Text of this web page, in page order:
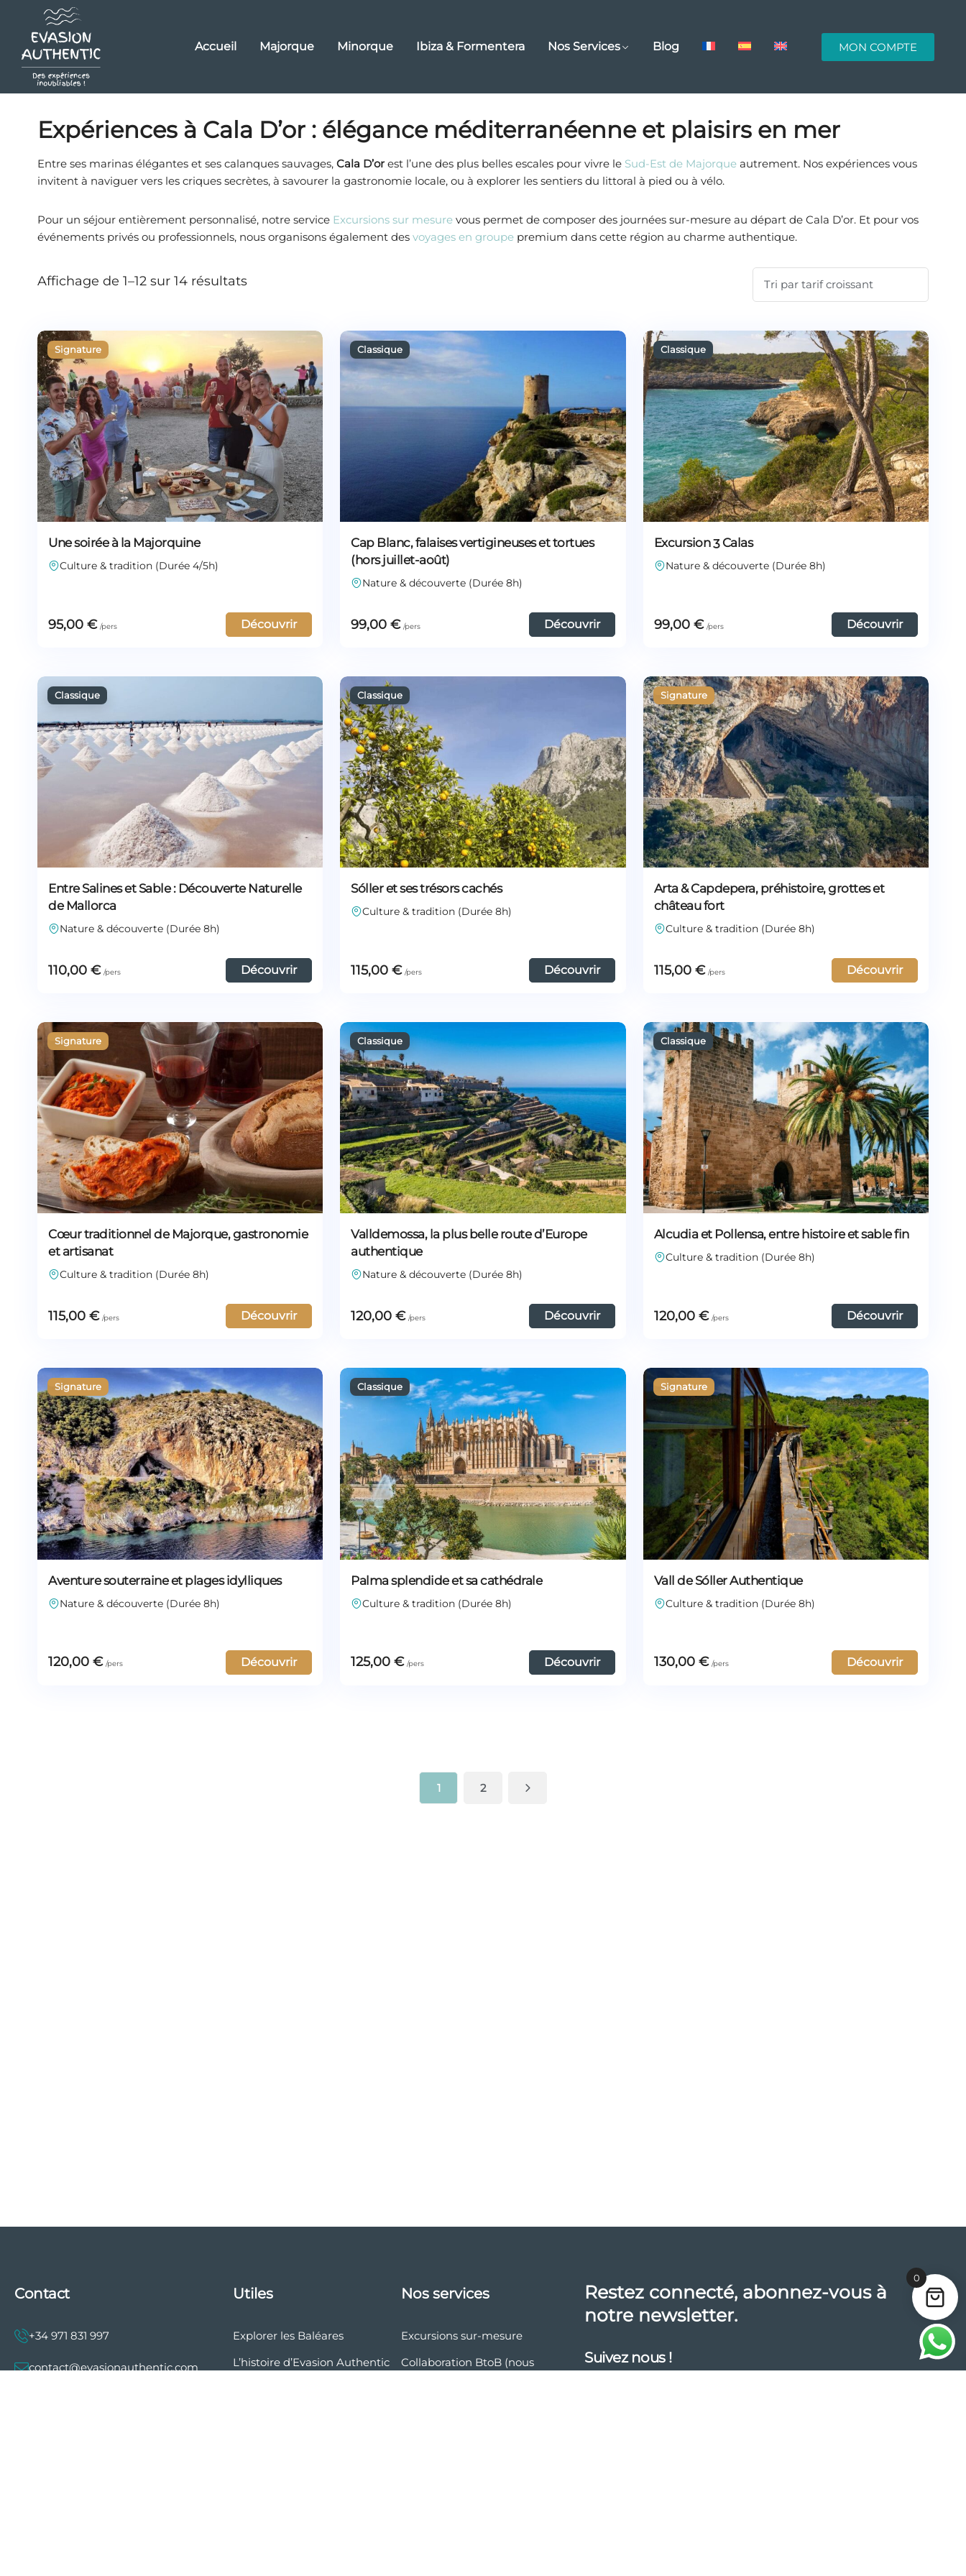
Accueil Majorque Minorque Ibiza & Formentera Nos Services Blog MON COMPTE
Expériences à Cala D’or : élégance méditerranéenne et plaisirs en mer
Entre ses marinas élégantes et ses calanques sauvages, Cala D’or est l’une des plus belles escales pour vivre le Sud-Est de Majorque autrement. Nos expériences vous
invitent à naviguer vers les criques secrètes, à savourer la gastronomie locale, ou à explorer les sentiers du littoral à pied ou à vélo.
Pour un séjour entièrement personnalisé, notre service Excursions sur mesure vous permet de composer des journées sur-mesure au départ de Cala D’or. Et pour vos
événements privés ou professionnels, nous organisons également des voyages en groupe premium dans cette région au charme authentique.
Affichage de 1–12 sur 14 résultats
Une soirée à la Majorquine
Culture & tradition (Durée 4/5h)
95,00 € Découvrir
Cap Blanc, falaises vertigineuses et tortues
(hors juillet-août)
Nature & découverte (Durée 8h)
99,00€ Découvrir
Excursion 3 Calas
Nature & découverte (Durée 8h)
99,00 € Découvrir
Entre Salines et Sable : Découverte Naturelle
de Mallorca
Nature & découverte (Durée 8h)
110,00 € Découvrir
Sóller et ses trésors cachés
Culture & tradition (Durée 8h)
115,00€ Découvrir
Arta & Capdepera, préhistoire, grottes et
château fort
Culture & tradition (Durée 8h)
115,00 € Découvrir
Cœur traditionnel de Majorque, gastronomie
et artisanat
Culture & tradition (Durée 8h)
115,00 € Découvrir
Valldemossa, la plus belle route d’Europe
authentique
Nature & découverte (Durée 8h)
120,00€ Découvrir
Alcudia et Pollensa, entre histoire et sable fin
Culture & tradition (Durée 8h)
120,00 € Découvrir
Aventure souterraine et plages idylliques
Nature & découverte (Durée 8h)
120,00 € Découvrir
Palma splendide et sa cathédrale
Culture & tradition (Durée 8h)
125,00€ Découvrir
Vall de Sóller Authentique
Culture & tradition (Durée 8h)
130,00 € Découvrir
1 2
Contact
+34 971 831 997
contact@evasionauthentic.com
Utiles
Explorer les Baléares
L’histoire d’Evasion Authentic
Nos services
Excursions sur-mesure
Collaboration BtoB (nous
Restez connecté, abonnez-vous à
notre newsletter.
Suivez nous !
0